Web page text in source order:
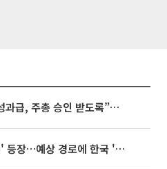
김정관 장관 “반도체 성과급, 주총 승인 받도록”…상법·자본시장법 개정 시사
태풍 '돌핀' 이어 '찬홈' 등장…예상 경로에 한국 '한숨'